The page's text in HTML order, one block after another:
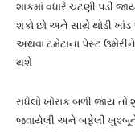
શાકમાં વધારે ચટણી પડી
શકો છો અને સાથે થોડી ખાંડ
અથવા ટમેટાના પેસ્ટ
થશે
રાંધેલો ખોરાક બળી જાય
જવાયેલી અને બફેલી ખુશ્બૂને